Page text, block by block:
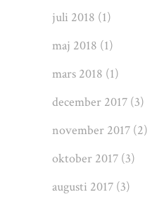
juli 2018 (1)
maj 2018 (1)
mars 2018 (1)
december 2017 (3)
november 2017 (2)
oktober 2017 (3)
augusti 2017 (3)